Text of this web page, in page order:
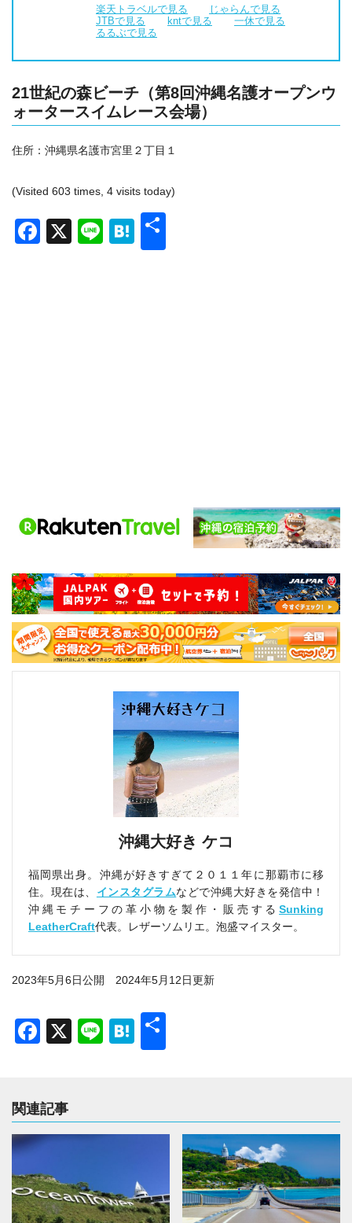
楽天トラベルで見る
じゃらんで見る
JTBで見る
kntで見る
一休で見る
るるぶで見る
21世紀の森ビーチ（第8回沖縄名護オープンウ
ォータースイムレース会場）
住所：沖縄県名護市宮里２丁目１
(Visited 603 times, 4 visits today)
Facebook
X LineHatena
沖縄大好き ケコ
福岡県出身。沖縄が好きすぎて２０１１年に那覇市に移
住。現在は、 インスタグラムなどで沖縄大好きを発信中！
沖縄モチーフの革小物を製作・販売する Sunking
LeatherCraft代表。レザーソムリエ。泡盛マイスター。
2023年5月6日公開 2024年5月12日更新
Facebook
X LineHatena
関連記事